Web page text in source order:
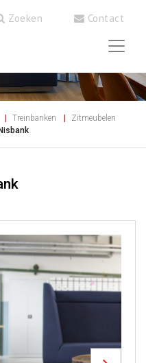
Zoeken Contact
Treinbanken
Zitmeubelen
Next